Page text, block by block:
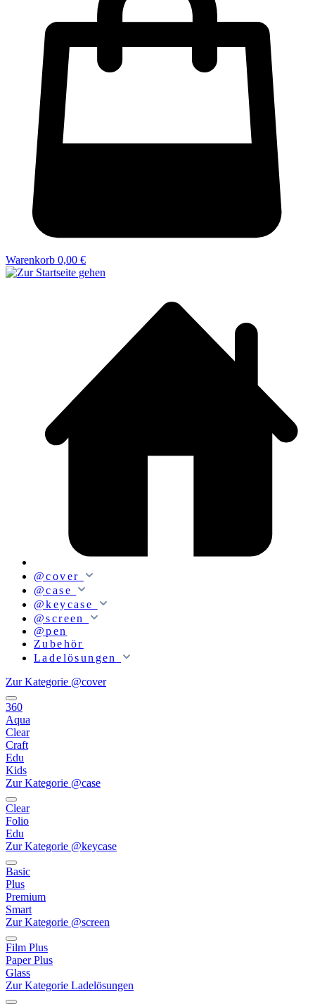
Warenkorb 0,00 €
@cover
@case
@keycase
@screen
@pen
Zubehör
Ladelösungen
Zur Kategorie @cover
360
Aqua
Clear
Craft
Edu
Kids
Zur Kategorie @case
Clear
Folio
Edu
Zur Kategorie @keycase
Basic
Plus
Premium
Smart
Zur Kategorie @screen
Film Plus
Paper Plus
Glass
Zur Kategorie Ladelösungen